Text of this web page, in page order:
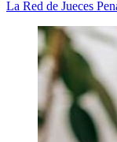
La Red de Jueces